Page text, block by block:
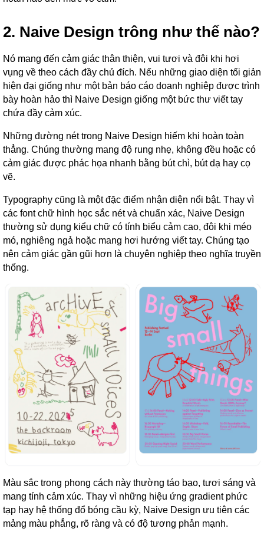
2. Naive Design trông như thế nào?
Nó mang đến cảm giác thân thiện, vui tươi và đôi khi hơi
vụng về theo cách đầy chủ đích. Nếu những giao diện tối giản
hiện đại giống như một bản báo cáo doanh nghiệp được trình
bày hoàn hảo thì Naive Design giống một bức thư viết tay
chứa đầy cảm xúc.
Những đường nét trong Naive Design hiếm khi hoàn toàn
thẳng. Chúng thường mang độ rung nhẹ, không đều hoặc có
cảm giác được phác họa nhanh bằng bút chì, bút dạ hay cọ
vẽ.
Typography cũng là một đặc điểm nhận diện nổi bật. Thay vì
các font chữ hình học sắc nét và chuẩn xác, Naive Design
thường sử dụng kiểu chữ có tính biểu cảm cao, đôi khi méo
mó, nghiêng ngả hoặc mang hơi hướng viết tay. Chúng tạo
nên cảm giác gần gũi hơn là chuyên nghiệp theo nghĩa truyền
thống.
Màu sắc trong phong cách này thường táo bạo, tươi sáng và
mang tính cảm xúc. Thay vì những hiệu ứng gradient phức
tạp hay hệ thống đổ bóng cầu kỳ, Naive Design ưu tiên các
mảng màu phẳng, rõ ràng và có độ tương phản mạnh.